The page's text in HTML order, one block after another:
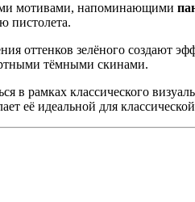
мотивами, напоминающими
пистолета.
оттенков зелёного создают
тёмными скинами.
в рамках классического
её идеальной для